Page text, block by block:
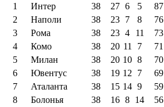
1
Интер 38 27 6 5
87
2
Наполи 38 23 7 8
76
3
Рома 38 23 4 11
73
4
Комо 38 20 11 7
71
5
Милан 38 20 10 8
70
6
Ювентус 38 19 12 7
69
7
Аталанта 38 15 14 9
59
8
Болонья 38 16 8 14
56